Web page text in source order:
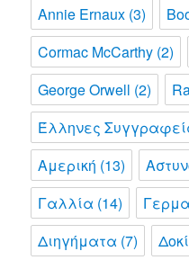
Annie Ernaux (3)
Cormac McCarthy (2)
George Orwell (2)
Έλληνες
Αμερική (13)
Γαλλία (14)
Διηγήματα (7)